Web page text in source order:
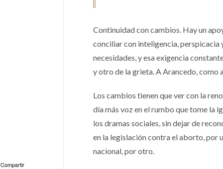
Continuidad con cambios. Hay un
conciliar con inteligencia, perspicacia
necesidades, y esa exigencia
y otro de la grieta. A Arancedo, como
Los cambios tienen que ver con la
día más voz en el rumbo que tome la
los dramas sociales, sin dejar de
en la legislación contra el aborto, por
nacional, por otro.
Compartir